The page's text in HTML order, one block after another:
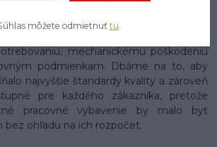
pričom každý kus oblečenia je
mechanickému poškodeniu
podmienkam. Dbáme na to, aby
najvyššie štandardy kvality a zároveň
pre každého zákazníka, pretože
pracovné vybavenie by malo byť
ohľadu na ich rozpočet.
môžete odmietnuť tu